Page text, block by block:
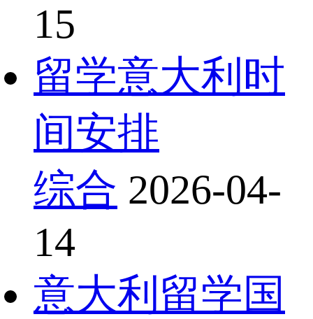
15
留学意大利时
间安排
综合 2026-04-
14
意大利留学国